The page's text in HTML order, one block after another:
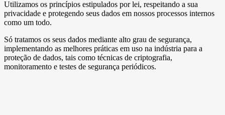
Utilizamos os princípios estipulados por lei, respeitando a sua
privacidade e protegendo seus dados em nossos processos internos
como um todo.
Só tratamos os seus dados mediante alto grau de segurança,
implementando as melhores práticas em uso na indústria para a
proteção de dados, tais como técnicas de criptografia,
monitoramento e testes de segurança periódicos.